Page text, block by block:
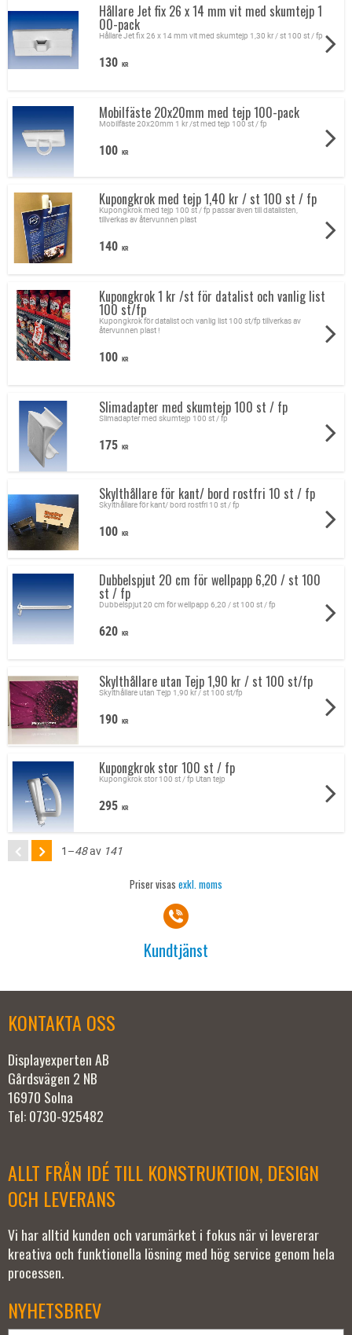
Hållare Jet fix 26 x 14 mm vit med skumtejp 1
00-pack
Hållare Jet fix 26 x 14 mm vit med skumtejp 1,30 kr / st 100 st / fp
130 KR
Mobilfäste 20x20mm med tejp 100-pack
Mobilfäste 20x20mm 1 kr /st med tejp 100 st / fp
100 KR
Kupongkrok med tejp 1,40 kr / st 100 st / fp
Kupongkrok med tejp 100 st / fp passar även till datalisten,
tillverkas av återvunnen plast
140 KR
Kupongkrok 1 kr /st för datalist och vanlig list
100 st/fp
Kupongkrok för datalist och vanlig list 100 st/fp tillverkas av
återvunnen plast !
100 KR
Slimadapter med skumtejp 100 st / fp
Slimadapter med skumtejp 100 st / fp
175 KR
Skylthållare för kant/ bord rostfri 10 st / fp
Skylthållare för kant/ bord rostfri 10 st / fp
100 KR
Dubbelspjut 20 cm för wellpapp 6,20 / st 100
st / fp
Dubbelspjut 20 cm för wellpapp 6,20 / st 100 st / fp
620 KR
Skylthållare utan Tejp 1,90 kr / st 100 st/fp
Skylthållare utan Tejp 1,90 kr / st 100 st/fp
190 KR
Kupongkrok stor 100 st / fp
Kupongkrok stor 100 st / fp Utan tejp
295 KR
1–48av 141
Priser visas exkl. moms
Kundtjänst
KONTAKTA OSS
Displayexperten AB
Gårdsvägen 2 NB
16970 Solna
Tel: 0730-925482
ALLT FRÅN IDÉ TILL KONSTRUKTION, DESIGN
OCH LEVERANS
Vi har alltid kunden och varumärket i fokus när vi levererar
kreativa och funktionella lösning med hög service genom hela
processen.
NYHETSBREV